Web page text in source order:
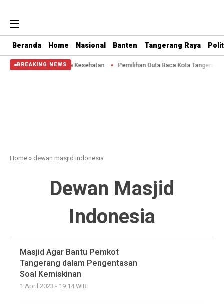
Beranda Home Nasional Banten Tangerang Raya
BREAKING NEWS
Takut Periksa Kesehatan Pemilihan Duta Baca Kota Tangerang 2026
Home » dewan masjid indonesia
Dewan Masjid
Indonesia
Masjid Agar Bantu Pemkot
Tangerang dalam Pengentasan
Soal Kemiskinan
1 April 2023 - 19:14 WIB